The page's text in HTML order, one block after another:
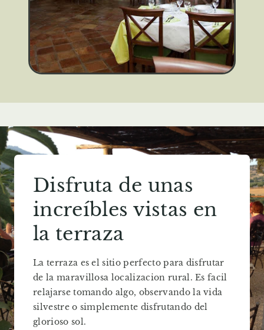
Disfruta de unas
increíbles vistas en
la terraza
La terraza es el sitio perfecto para disfrutar
de la maravillosa localizacion rural. Es facil
relajarse tomando algo, observando la vida
silvestre o simplemente disfrutando del
glorioso sol.